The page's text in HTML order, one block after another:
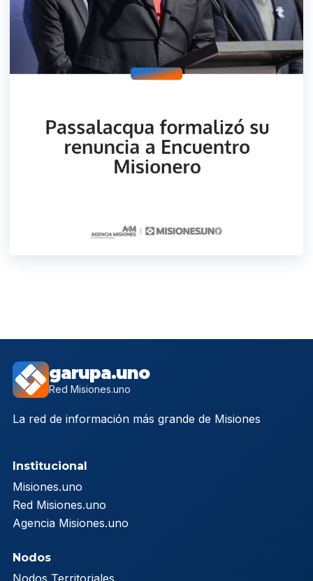
garupa.uno
Red Misiones.uno
La red de información más grande de Misiones
Institucional
Misiones.uno
Red Misiones.uno
Agencia Misiones.uno
Nodos